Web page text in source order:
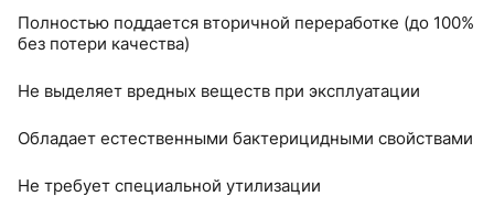
Полностью поддается вторичной переработке (до 100%
без потери качества)
Не выделяет вредных веществ при эксплуатации
Обладает естественными бактерицидными свойствами
Не требует специальной утилизации